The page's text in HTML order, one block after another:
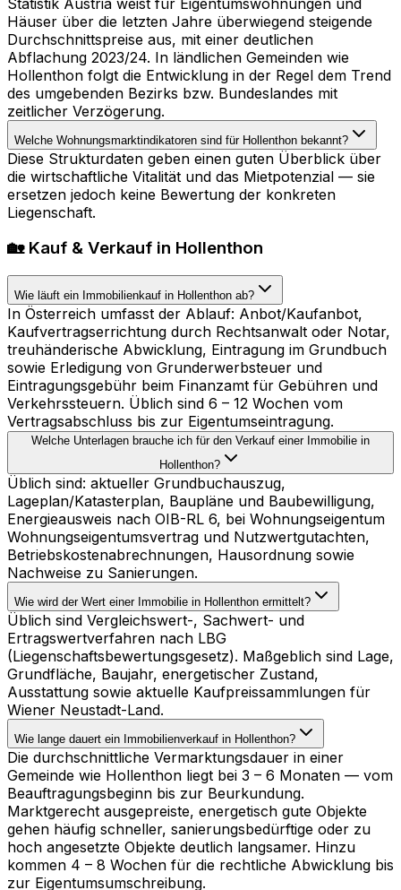
Häuser über die letzten Jahre überwiegend steigende
Durchschnittspreise aus, mit einer deutlichen
Abflachung 2023/24. In ländlichen Gemeinden wie
Hollenthon folgt die Entwicklung in der Regel dem Trend
des umgebenden Bezirks bzw. Bundeslandes mit
zeitlicher Verzögerung.
Welche Wohnungsmarktindikatoren sind für Hollenthon bekannt?
Diese Strukturdaten geben einen guten Überblick über
die wirtschaftliche Vitalität und das Mietpotenzial — sie
ersetzen jedoch keine Bewertung der konkreten
Liegenschaft.
🏡 Kauf & Verkauf in Hollenthon
Wie läuft ein Immobilienkauf in Hollenthon ab?
In Österreich umfasst der Ablauf: Anbot/Kaufanbot,
Kaufvertragserrichtung durch Rechtsanwalt oder Notar,
treuhänderische Abwicklung, Eintragung im Grundbuch
sowie Erledigung von Grunderwerbsteuer und
Eintragungsgebühr beim Finanzamt für Gebühren und
Verkehrssteuern. Üblich sind 6 – 12 Wochen vom
Vertragsabschluss bis zur Eigentumseintragung.
Welche Unterlagen brauche ich für den Verkauf einer Immobilie in
Hollenthon?
Üblich sind: aktueller Grundbuchauszug,
Lageplan/Katasterplan, Baupläne und Baubewilligung,
Energieausweis nach OIB-RL 6, bei Wohnungseigentum
Wohnungseigentumsvertrag und Nutzwertgutachten,
Betriebskostenabrechnungen, Hausordnung sowie
Nachweise zu Sanierungen.
Wie wird der Wert einer Immobilie in Hollenthon ermittelt?
Üblich sind Vergleichswert-, Sachwert- und
Ertragswertverfahren nach LBG
(Liegenschaftsbewertungsgesetz). Maßgeblich sind Lage,
Grundfläche, Baujahr, energetischer Zustand,
Ausstattung sowie aktuelle Kaufpreissammlungen für
Wiener Neustadt-Land.
Wie lange dauert ein Immobilienverkauf in Hollenthon?
Die durchschnittliche Vermarktungsdauer in einer
Gemeinde wie Hollenthon liegt bei 3 – 6 Monaten — vom
Beauftragungsbeginn bis zur Beurkundung.
Marktgerecht ausgepreiste, energetisch gute Objekte
gehen häufig schneller, sanierungsbedürftige oder zu
hoch angesetzte Objekte deutlich langsamer. Hinzu
kommen 4 – 8 Wochen für die rechtliche Abwicklung bis
zur Eigentumsumschreibung.